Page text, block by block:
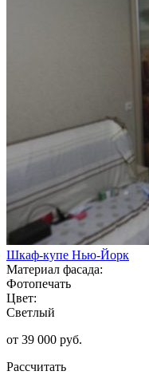
Шкаф-купе Нью-Йорк
Материал фасада:
Фотопечать
Цвет:
Светлый
от 39 000 руб.
Рассчитать